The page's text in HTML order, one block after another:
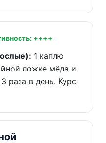
++++
1 каплю
ложке мёда и
раза в день. Курс